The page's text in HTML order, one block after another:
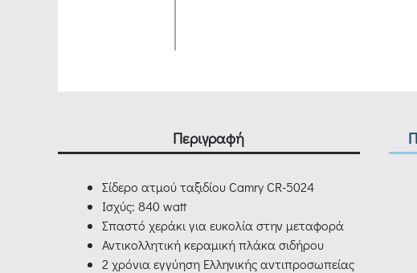
Περιγραφή
Σίδερο ατμού ταξιδίου Camry CR-5024
Ισχύς: 840 watt
Σπαστό χεράκι για ευκολία στην μεταφορά
Αντικολλητική κεραμική πλάκα σιδήρου
2 χρόνια εγγύηση Ελληνικής αντιπροσωπείας